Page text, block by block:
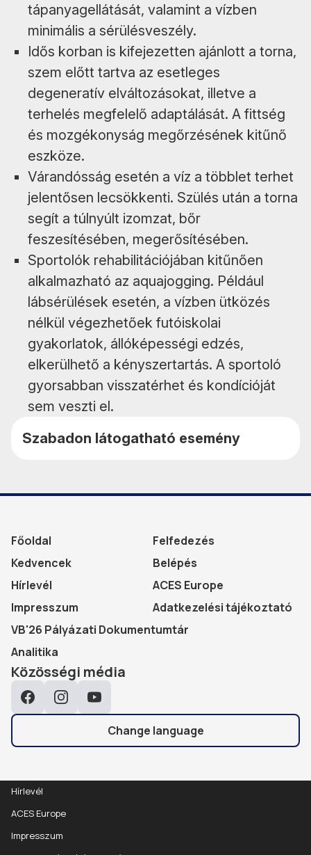
tápanyagellátását, valamint a vízben
minimális a sérülésveszély.
Idős korban is kifejezetten ajánlott a torna,
szem előtt tartva az esetleges
degeneratív elváltozásokat, illetve a
terhelés megfelelő adaptálását. A fittség
és mozgékonyság megőrzésének kitűnő
eszköze.
Várandósság esetén a víz a többlet terhet
jelentősen lecsökkenti. Szülés után a torna
segít a túlnyúlt izomzat, bőr
feszesítésében, megerősítésében.
Sportolók rehabilitációjában kitűnően
alkalmazható az aquajogging. Például
lábsérülések esetén, a vízben ütközés
nélkül végezhetőek futóiskolai
gyakorlatok, állóképességi edzés,
elkerülhető a kényszertartás. A sportoló
gyorsabban visszatérhet és kondícióját
sem veszti el.
Szabadon látogatható esemény
Főoldal
Felfedezés
Kedvencek
Belépés
Hírlevél
ACES Europe
Impresszum
Adatkezelési tájékoztató
VB'26 Pályázati Dokumentumtár
Analitika
Közösségi média
FacebookInstagramYouTube
Change language
Hírlevél
ACES Europe
Impresszum